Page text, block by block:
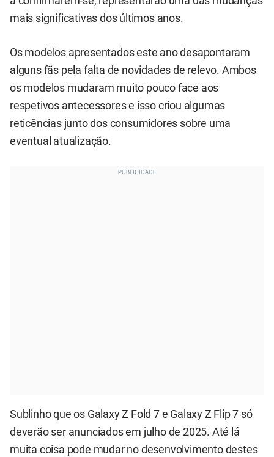
mais significativas dos últimos anos.
Os modelos apresentados este ano desapontaram
alguns fãs pela falta de novidades de relevo. Ambos
os modelos mudaram muito pouco face aos
respetivos antecessores e isso criou algumas
reticências junto dos consumidores sobre uma
eventual atualização.
Sublinho que os Galaxy Z Fold 7 e Galaxy Z Flip 7 só
deverão ser anunciados em julho de 2025. Até lá
muita coisa pode mudar no desenvolvimento destes